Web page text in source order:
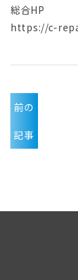
総合HP
https://c-
前の
記事